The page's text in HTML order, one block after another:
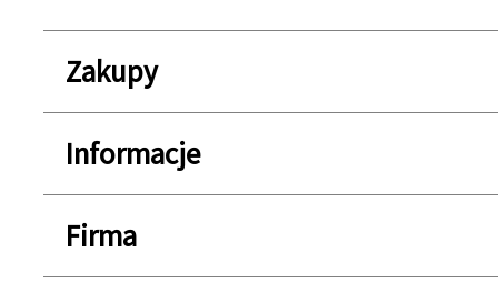
Zakupy
Informacje
Firma